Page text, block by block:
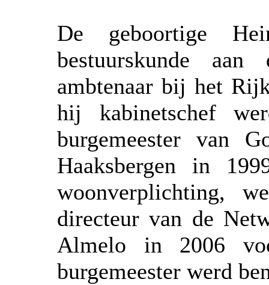
De geboortige
bestuurskunde
ambtenaar bij het
hij kabinetschef
burgemeester van
Haaksbergen in
woonverplichting,
directeur van de
Almelo in 2006
burgemeester werd